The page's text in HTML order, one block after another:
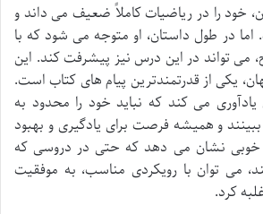
خود را در ریاضیات کاملاً ضعیف می داند و
در طول داستان، او متوجه می شود که با
می تواند در این درس نیز پیشرفت کند. این
یکی از قدرتمندترین پیام های کتاب است.
می کند که نباید خود را محدود به
و همیشه فرصت برای یادگیری و بهبود
خوبی نشان می دهد که حتی در دروسی که
می توان با رویکردی مناسب، به موفقیت
کرد.